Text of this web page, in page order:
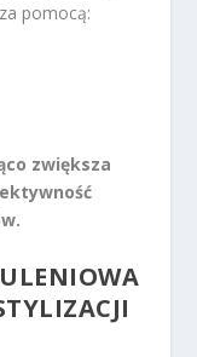
pomocą:
zwiększa